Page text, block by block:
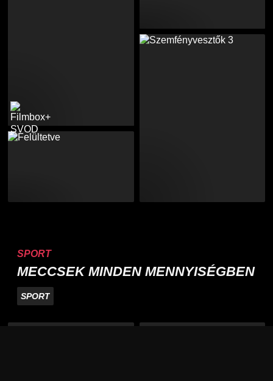
SPORT
MECCSEK MINDEN MENNYISÉGBEN
SPORT